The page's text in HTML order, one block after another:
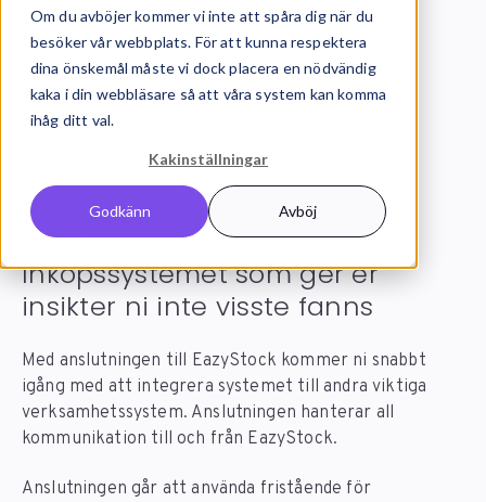
Om du avböjer kommer vi inte att spåra dig när du
besöker vår webbplats. För att kunna respektera
dina önskemål måste vi dock placera en nödvändig
kaka i din webbläsare så att våra system kan komma
ihåg ditt val.
Kakinställningar
Godkänn Avböj
EazyStock integration
Inköpssystemet som ger er
insikter ni inte visste fanns
Med anslutningen till EazyStock kommer ni snabbt
igång med att integrera systemet till andra viktiga
verksamhetssystem. Anslutningen hanterar all
kommunikation till och från EazyStock.
Anslutningen går att använda fristående för